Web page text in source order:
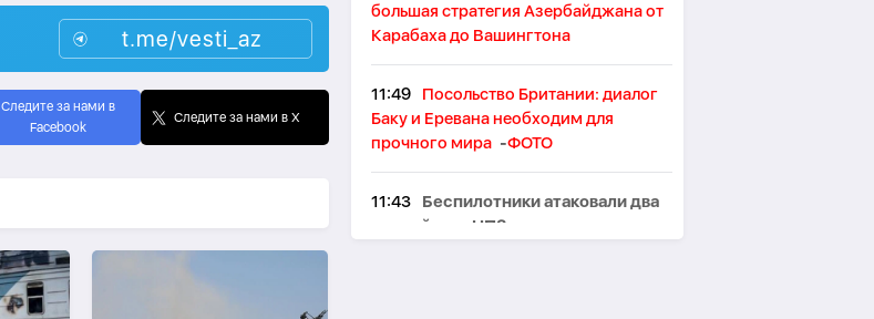
t.me/vesti_az
Следите за нами в
Facebook
Следите за нами в X
большая стратегия Азербайджана от
Карабаха до Вашингтона
11:49
Посольство Британии: диалог
Баку и Еревана необходим для
прочного мира -ФОТО
11:43
Беспилотники атаковали два
российских НПЗ, есть